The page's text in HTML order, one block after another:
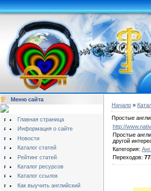
Меню сайта
Главная страница
Информация о сайте
Новости
Каталог статей
Рейтинг статей
Каталог ресурсов
Каталог ссылок
Как выучить английский
Начало »
Простые
http://
Простые
другой
Категория:
Переходов: